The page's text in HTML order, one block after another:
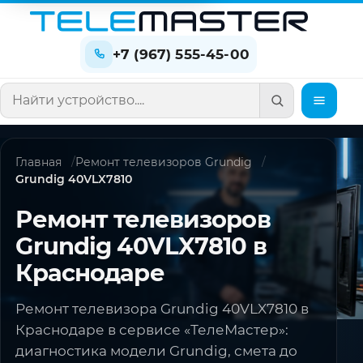
+7 (967) 555-45-00
Поиск по сайту
Главная
Ремонт телевизоров Grundig
Grundig 40VLX7810
Ремонт телевизоров
Grundig 40VLX7810 в
Краснодаре
Ремонт телевизора Grundig 40VLX7810 в
Краснодаре в сервисе «ТелеМастер»:
диагностика модели Grundig, смета до